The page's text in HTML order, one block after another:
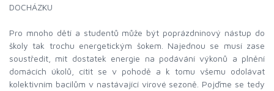
DOCHÁZKU
Pro mnoho dětí a studentů může být poprázdninový nástup do
školy tak trochu energetickým šokem. Najednou se musí zase
soustředit, mít dostatek energie na podávání výkonů a plnění
domácích úkolů, cítit se v pohodě a k tomu všemu odolávat
kolektivním bacilům v nastávající virové sezoně. Pojďme se tedy